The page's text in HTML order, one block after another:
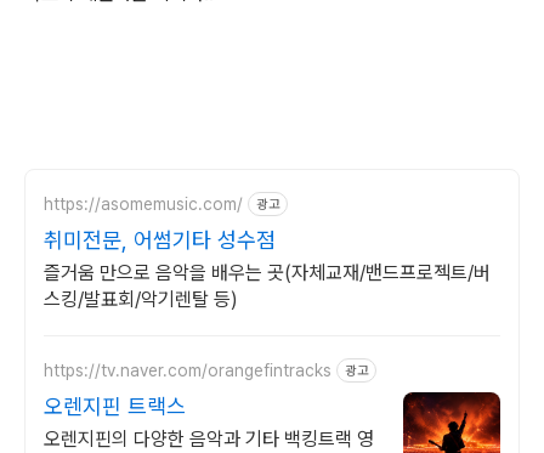
https://asomemusic.com/ 광고
취미전문, 어썸기타 성수점
즐거움 만으로 음악을 배우는 곳(자체교재/밴드프로젝트/버
스킹/발표회/악기렌탈 등)
https://tv.naver.com/orangefintracks 광고
오렌지핀 트랙스
오렌지핀의 다양한 음악과 기타 백킹트랙 영